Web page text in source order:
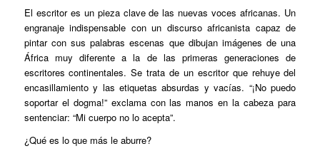
El escritor es un pieza clave de las nuevas voces africanas. Un
engranaje indispensable con un discurso africanista capaz de
pintar con sus palabras escenas que dibujan imágenes de una
África muy diferente a la de las primeras generaciones de
escritores continentales. Se trata de un escritor que rehuye del
encasillamiento y las etiquetas absurdas y vacías. “¡No puedo
soportar el dogma!” exclama con las manos en la cabeza para
sentenciar: “Mi cuerpo no lo acepta”.
¿Qué es lo que más le aburre?